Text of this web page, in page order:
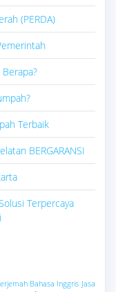
(PERDA)
Berapa?
Terbaik
BERGARANSI
Terpercaya
Bahasa Inggris Jasa